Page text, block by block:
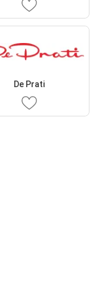
De Prati